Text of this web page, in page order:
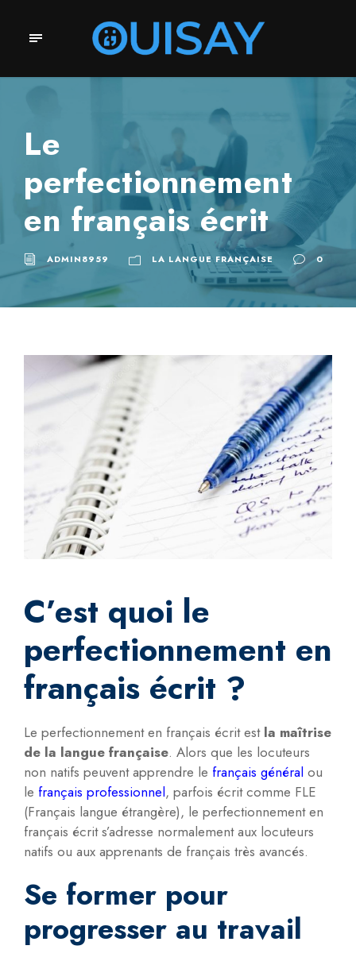
Le
perfectionnement
en français écrit
ADMIN8959 LA LANGUE FRANÇAISE 0
C’est quoi le
perfectionnement en
français écrit ?
Le perfectionnement en français écrit estla maîtrise
de la langue française. Alors que les locuteurs
non natifs peuvent apprendre le français général ou
le français professionnel, parfois écrit comme FLE
(Français langue étrangère), le perfectionnement en
français écrit s’adresse normalement aux locuteurs
natifs ou aux apprenants de français très avancés.
Se former pour
progresser au travail